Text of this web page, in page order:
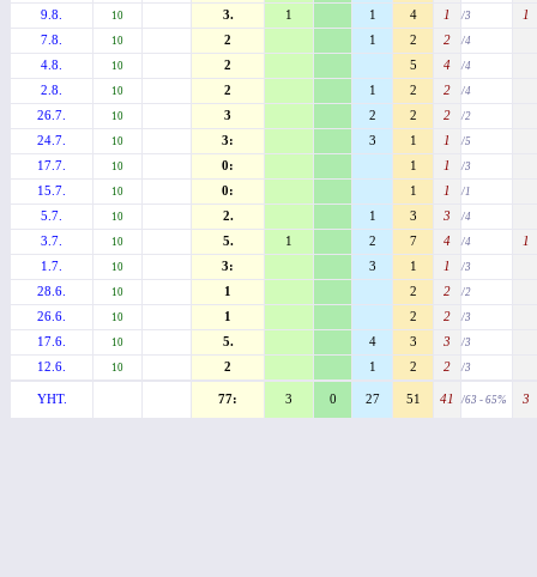
9.8. 10 3. 1 1 4 1 /3
1
7.8.
10 2 1 2 2 /4
4.8. 10 2 5 4 /4
2.8. 10 2 1 2 2 /4
26.7. 10 3 2 2 2 /2
24.7. 10 3: 3 1 1 /5
17.7. 10 0: 1 1 /3
15.7. 10 0: 1 1 /1
5.7. 10 2. 1 3 3 /4
3.7. 10 5. 1 2 7 4 /4
1
1.7.
10 3: 3 1 1 /3
28.6. 10 1 2 2 /2
26.6. 10 1 2 2 /3
17.6. 10 5. 4 3 3 /3
12.6. 10 2 1 2 2 /3
YHT. 77: 3 0 27 51 41 /63 - 65% 3